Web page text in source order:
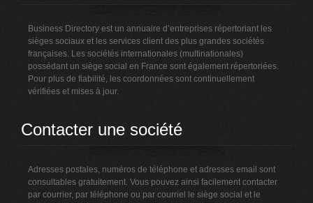
Business Directory est un annuaire d’entreprises répertoriant les
sièges sociaux et les services client des plus grandes sociétés
françaises. Les sociétés internationales (multinationales)
possédant un siège social en France sont également répertoriées.
Pour plus de fiabilité, les coordonnées sont continuellement
vérifiées et mises à jour.
Contacter une société
Adresses postales, numéros de téléphone et adresses email sont
consultables gratuitement. Vous pouvez ainsi facilement contacter
par courrier, par téléphone ou par courriel le siège social et le